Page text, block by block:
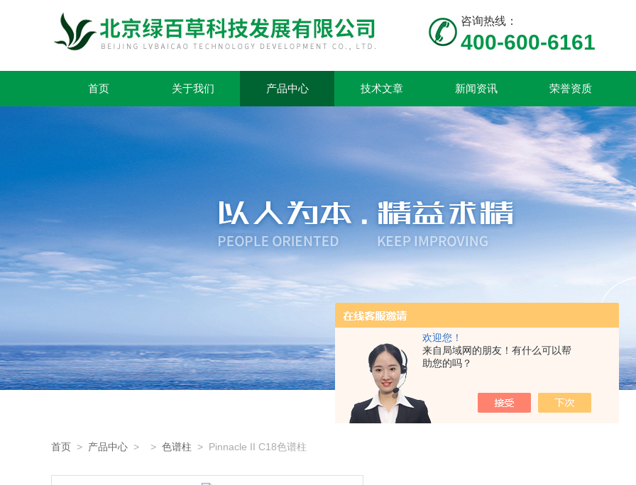
欢迎您！
来自局域网的朋友！有什么可以帮
助您的吗？
咨询热线：
400-600-6161
首页 关于我们 产品中心 技术文章 新闻资讯 荣誉资质
首页 > 产品中心 > > 色谱柱 > Pinnacle II C18色谱柱